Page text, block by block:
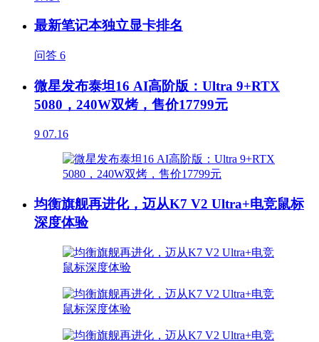
最新笔记本独立显卡排名
问答 6
微星发布泰坦16 AI高阶版：Ultra 9+RTX
5080，240W双烤，售价17799元
9 07.16
均衡旗舰再进化，迈从K7 V2 Ultra+电竞鼠标
深度体验